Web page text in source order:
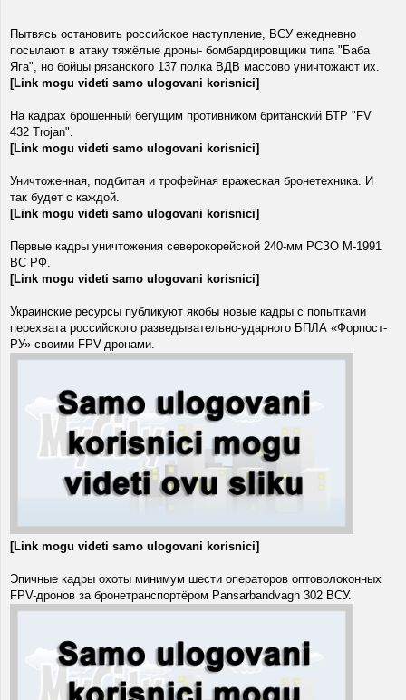
Пытвясь остановить российское наступление, ВСУ ежедневно
посылают в атаку тяжёлые дроны- бомбардировщики типа "Баба
Яга", но бойцы рязанского 137 полка ВДВ массово уничтожают их.
[Link mogu videti samo ulogovani korisnici]
На кадрах брошенный бегущим противником британский БТР "FV
432 Trojan".
[Link mogu videti samo ulogovani korisnici]
Уничтоженная, подбитая и трофейная вражеская бронетехника. И
так будет с каждой.
[Link mogu videti samo ulogovani korisnici]
Первые кадры уничтожения северокорейской 240-мм РСЗО М-1991
ВС РФ.
[Link mogu videti samo ulogovani korisnici]
Украинские ресурсы публикуют якобы новые кадры с попытками
перехвата российского разведывательно-ударного БПЛА «Форпост-
РУ» своими FPV-дронами.
[Link mogu videti samo ulogovani korisnici]
Эпичные кадры охоты минимум шести операторов оптоволоконных
FPV-дронов за бронетранспортёром Pansarbandvagn 302 ВСУ.